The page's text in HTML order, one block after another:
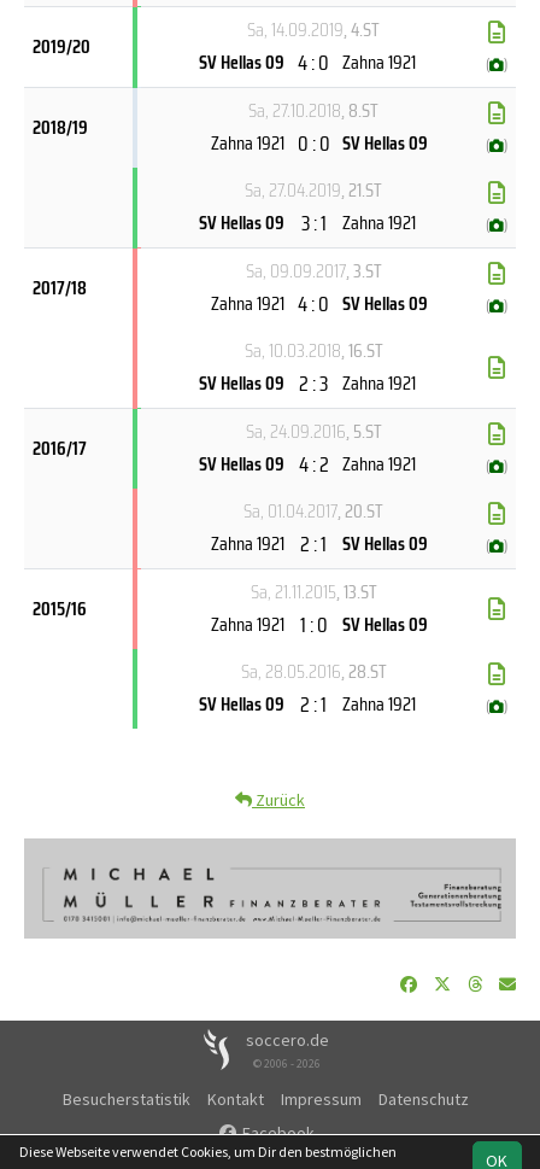
2019/20
Sa, 14.09.2019, 4.ST
SV Hellas 09 4 : 0 Zahna 1921 ( )
2018/19
Sa, 27.10.2018, 8.ST
Zahna 1921 0 : 0 SV Hellas 09 ( )
Sa, 27.04.2019, 21.ST
SV Hellas 09 3 : 1 Zahna 1921 ( )
2017/18
Sa, 09.09.2017, 3.ST
Zahna 1921 4 : 0 SV Hellas 09 ( )
Sa, 10.03.2018, 16.ST
SV Hellas 09 2 : 3 Zahna 1921
2016/17
Sa, 24.09.2016, 5.ST
SV Hellas 09 4 : 2 Zahna 1921 ( )
Sa, 01.04.2017, 20.ST
Zahna 1921 2 : 1 SV Hellas 09 ( )
2015/16
Sa, 21.11.2015, 13.ST
Zahna 1921 1 : 0 SV Hellas 09
Sa, 28.05.2016, 28.ST
SV Hellas 09 2 : 1 Zahna 1921 ( )
Zurück
soccero.de
© 2006 - 2026
Besucherstatistik Kontakt Impressum
Datenschutz
Facebook
OK
Diese Webseite verwendet Cookies, um Dir den bestmöglichen